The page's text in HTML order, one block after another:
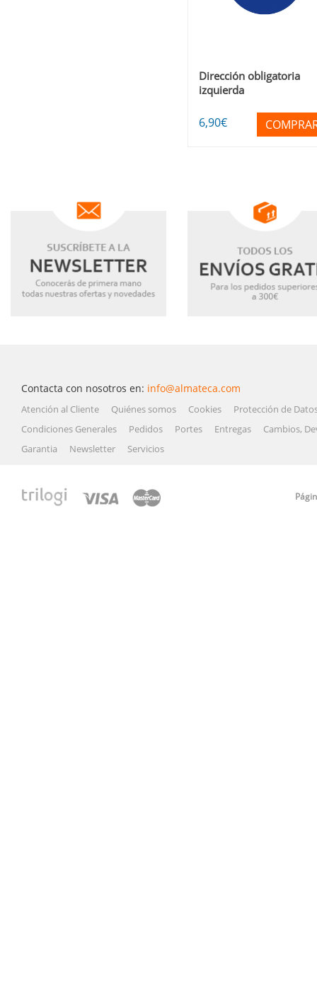
Dirección obligatoria
izquierda
6,90€
Contacta con nosotros en: info@almateca.com
Atención al Cliente Quiénes somos Cookies
Protección de
Condiciones Generales
Pedidos Portes Entregas
Cambios,
Garantia
Newsletter Servicios